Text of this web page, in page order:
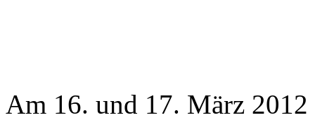
Am 16. und 17. März